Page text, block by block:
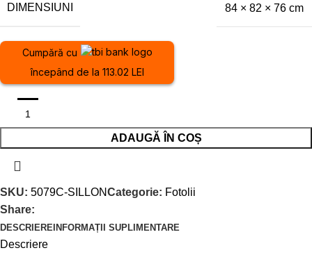
DIMENSIUNI 84 × 82 × 76 cm
ADAUGĂ ÎN COȘ
Cumpără cu
începând de la 113.02 LEI
SKU: 5079C-SILLONCategorie: Fotolii
Share:
DESCRIERE INFORMAȚII SUPLIMENTARE
Descriere